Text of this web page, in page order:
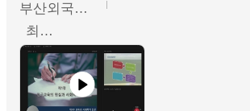
부산외국어대학교
최진오